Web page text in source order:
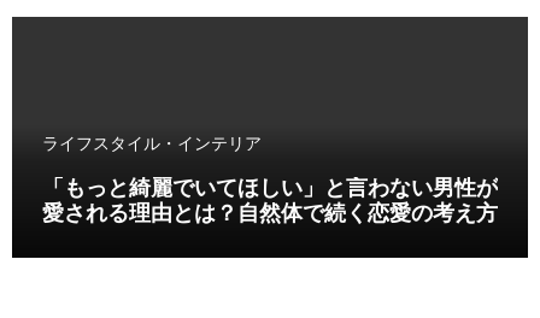
ライフスタイル・インテリア
「もっと綺麗でいてほしい」と言わない男性が
愛される理由とは？自然体で続く恋愛の考え方